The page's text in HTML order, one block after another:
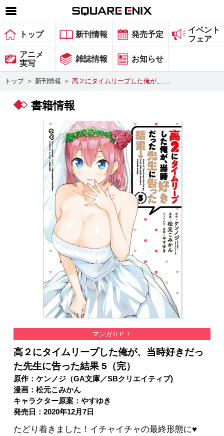
SQUARE ENIX 公式サイトメニュー
ゲーム
マガジン＆ブックス
グッズ
会社情報 採用情報
スクウェア・エニックス サイト内検索
トップ 新刊情報 発売予定
イベント
フェア
アニメ
実写
雑誌情報 お知らせ
トップ ＞ 新刊情報 ＞ 高２にタイムリープした俺が、 …
書籍情報
マンガＵＰ！
高２にタイムリープした俺が、当時好きだっ
た先生に告った結果 5（完）
原作：ケンノジ（GA文庫／SBクリエイティブ)
漫画：松元こみかん
キャラクター原案：やすゆき
発売日：2020年12月7日
たどり着きました！イチャイチャの最終形態に♥